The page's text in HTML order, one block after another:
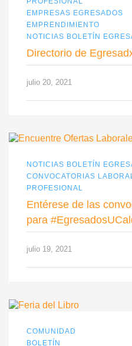
EMPRESAS EGRESADOS
EMPRENDIMIENTO
NOTICIAS BOLETÍN
Directorio de
julio 20, 2021
NOTICIAS BOLETÍN
CONVOCATORIAS
PROFESIONAL
Entérese de las
para
julio 19, 2021
COMUNIDAD
BOLETÍN